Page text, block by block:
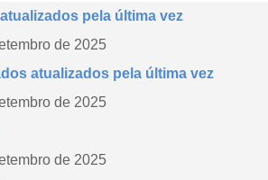
pela última vez
de 2025
atualizados pela última vez
de 2025
de 2025